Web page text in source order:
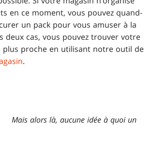
en ce moment, vous pouvez quand-
un pack pour vous amuser à la
deux cas, vous pouvez trouver votre
plus proche en utilisant notre outil de
.
Mais alors là, aucune idée à quoi un